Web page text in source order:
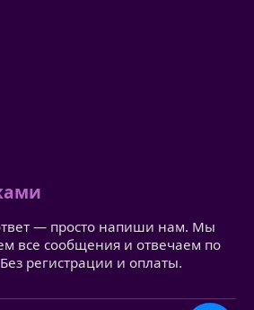
— просто напиши нам. Мы
все сообщения и отвечаем по
регистрации и оплаты.